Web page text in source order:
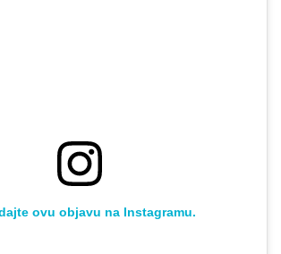
ovu objavu na Instagramu.